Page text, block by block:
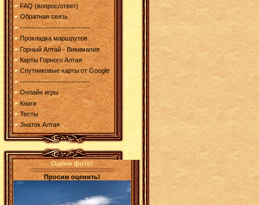
FAQ (вопрос/ответ)
Обратная связь
------------------------------
Прокладка маршрутов
Горный Алтай - Викимапия
Карты Горного Алтая
Спутниковые карты от Google
------------------------------
Онлайн игры
Книги
Тесты
Знаток Алтая
Оцени фото!
Просим оценить!